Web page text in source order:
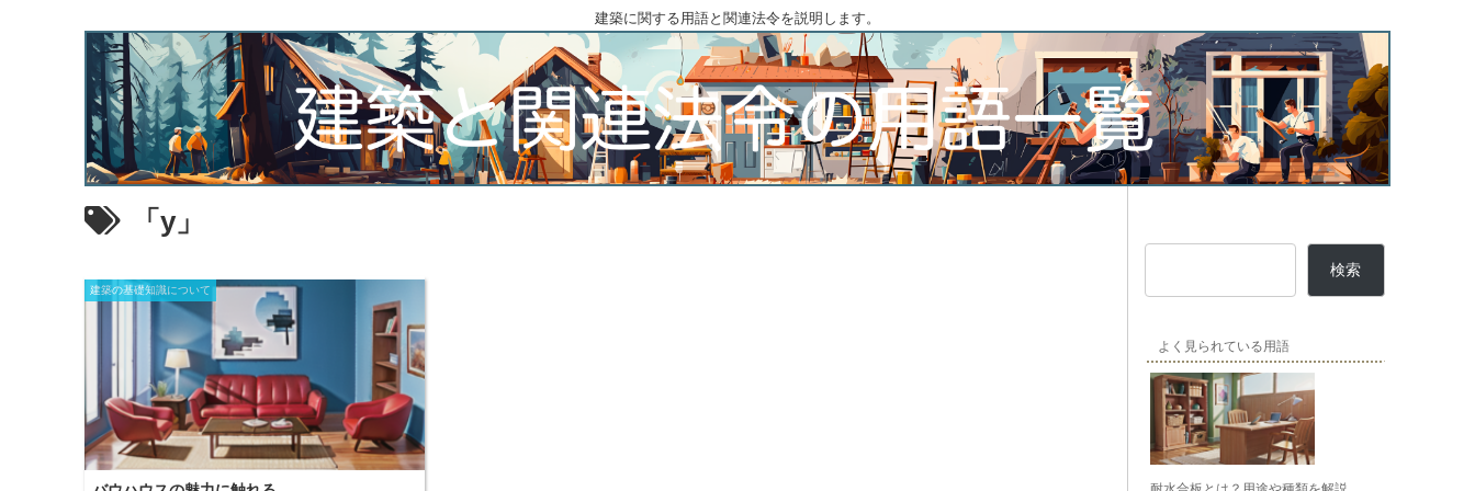
建築に関する用語と関連法令を説明します。
「y」
建築の基礎知識について
検索
よく見られている用語